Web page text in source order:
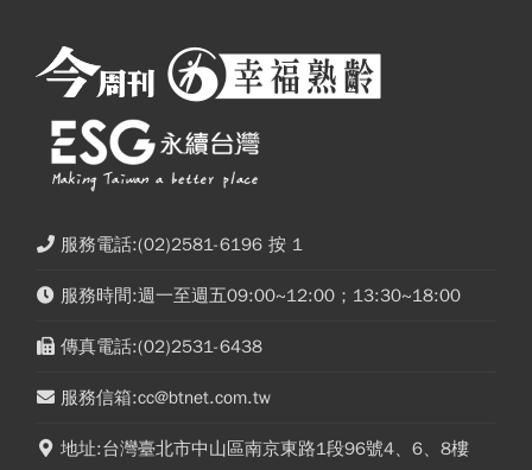
服務電話:(02)2581-6196 按 1
服務時間:週一至週五09:00~12:00；13:30~18:00
傳真電話:(02)2531-6438
服務信箱:cc@btnet.com.tw
地址:台灣臺北市中山區南京東路1段96號4、6、8樓